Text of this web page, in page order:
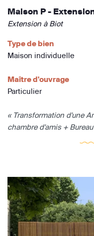
Maison P -
Extension à Biot
Type de bien
Maison individuelle
Maître d'ouvrage
Particulier
« Transformation d'une
chambre d'amis + Bureau